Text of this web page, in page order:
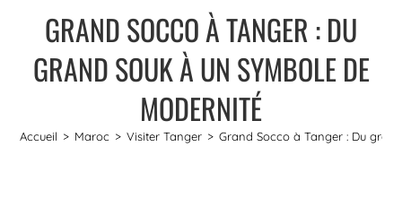
GRAND SOCCO À TANGER : DU
GRAND SOUK À UN SYMBOLE DE
MODERNITÉ
Accueil > Maroc > Visiter Tanger > Grand Socco à Tanger : Du